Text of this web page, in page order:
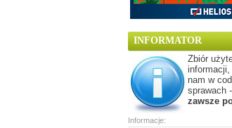
INFORMATOR
Zbiór
informacji,
nam w
sprawach -
zawsze
Informacje: